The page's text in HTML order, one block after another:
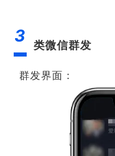
3 类微信群发
群发界面：